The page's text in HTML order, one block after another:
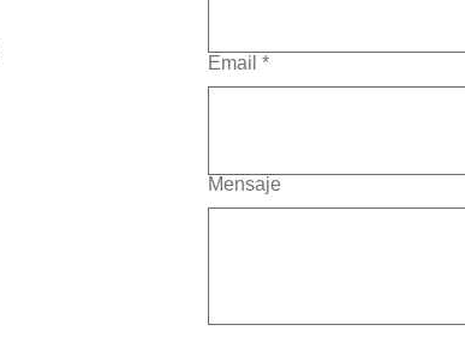
Email *
Mensaje